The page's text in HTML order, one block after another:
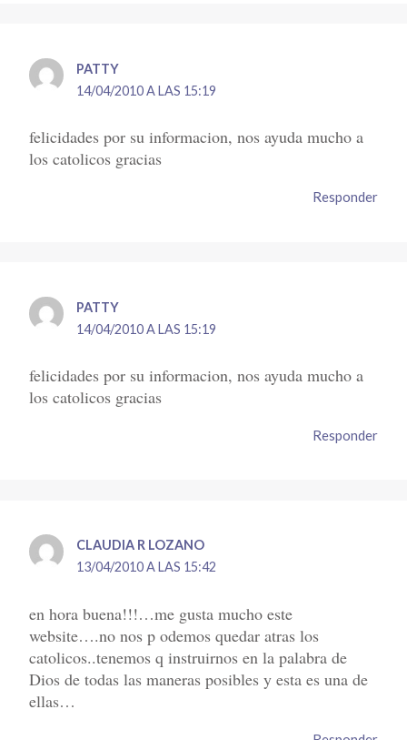
PATTY
14/04/2010 A LAS 15:19
felicidades por su informacion, nos ayuda mucho a
los catolicos gracias
Responder
PATTY
14/04/2010 A LAS 15:19
felicidades por su informacion, nos ayuda mucho a
los catolicos gracias
Responder
CLAUDIA R LOZANO
13/04/2010 A LAS 15:42
en hora buena!!!…me gusta mucho este
website….no nos p odemos quedar atras los
catolicos..tenemos q instruirnos en la palabra de
Dios de todas las maneras posibles y esta es una de
ellas…